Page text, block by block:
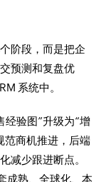
阶段，而是把企
预测和复盘优
系统中。
经验图”升级为“增
范商机推进，后端
减少跟进断点。
成熟、全球化、本